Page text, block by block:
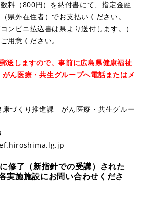
料（800円）を納付書にて、指定金融
県外在住者）でお支払いください。
ンビニ払込書は県より送付します。）
用意ください。
送しますので、事前に広島県健康福祉
医療・共生グループへ電話またはメ
づくり推進課 がん医療・共生グルー
修了（新指針での受講）された
実施施設にお問い合わせくださ